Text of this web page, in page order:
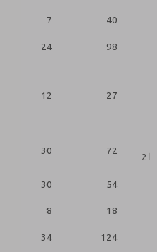
7 40
24 98
12 27
30 72
2
30 54
8 18
34 124